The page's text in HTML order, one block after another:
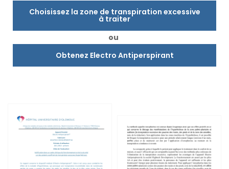
Choisissez la zone de transpiration excessive
à traiter
ou
Obtenez Electro Antiperspirant